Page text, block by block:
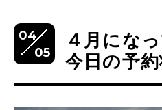
04
05
４月にな
今日の予